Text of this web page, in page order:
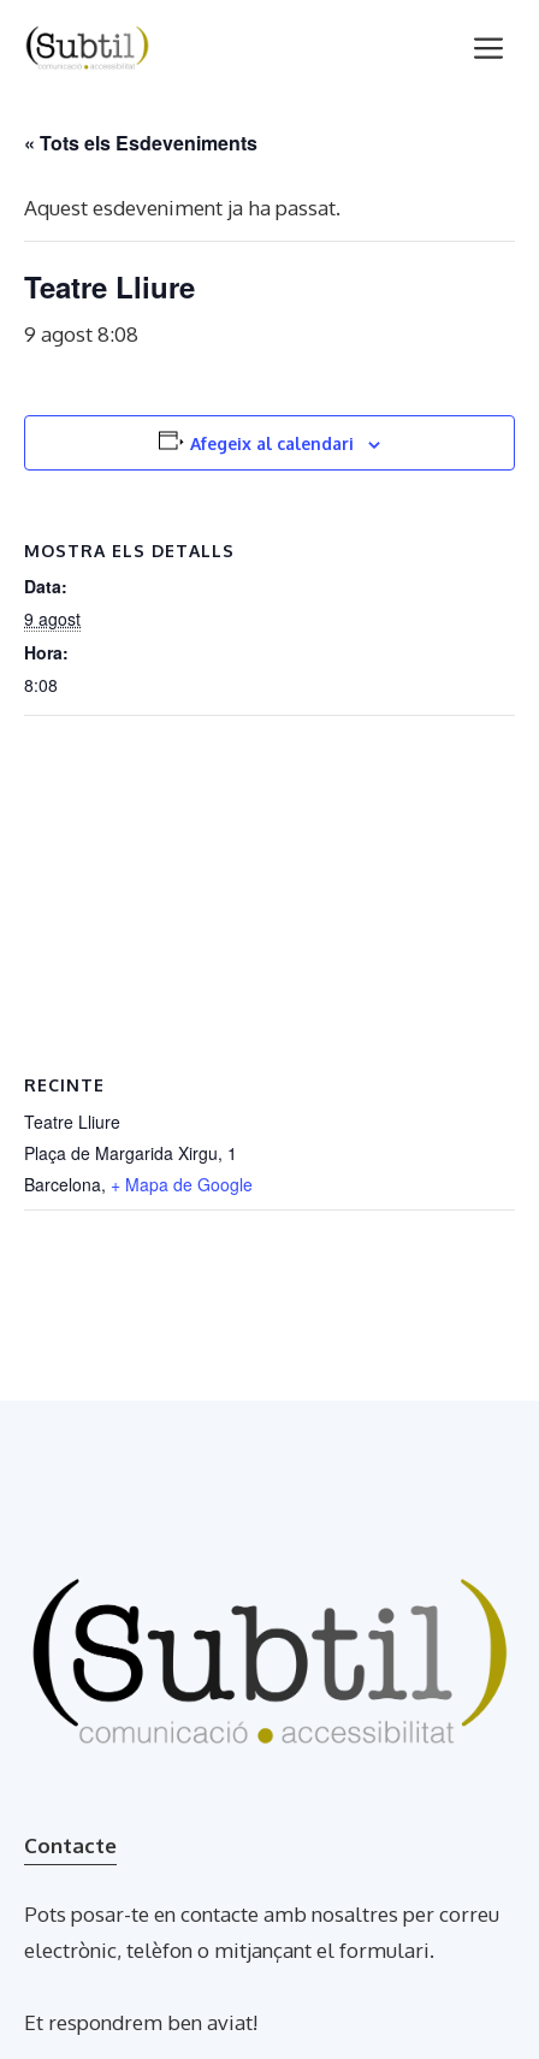
« Tots els Esdeveniments
Aquest esdeveniment ja ha passat.
Teatre Lliure
9 agost 8:08
Afegeix al calendari
MOSTRA ELS DETALLS
Data:
9 agost
Hora:
8:08
RECINTE
Teatre Lliure
Plaça de Margarida Xirgu, 1
Barcelona, + Mapa de Google
Contacte
Pots posar-te en contacte amb nosaltres per correu
electrònic, telèfon o mitjançant el formulari.
Et respondrem ben aviat!